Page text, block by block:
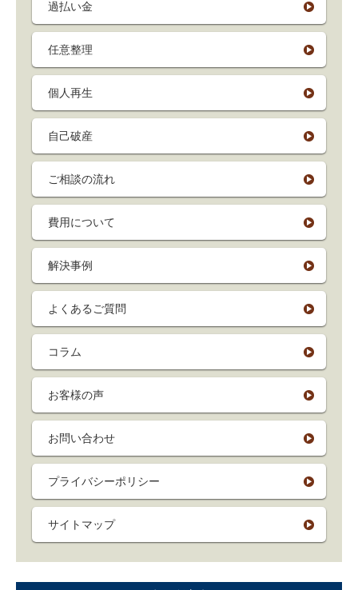
過払い金
任意整理
個人再生
自己破産
ご相談の流れ
費用について
解決事例
よくあるご質問
コラム
お客様の声
お問い合わせ
プライバシーポリシー
サイトマップ